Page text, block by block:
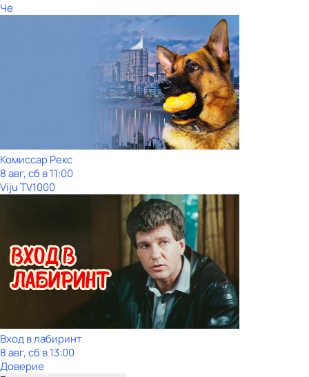
Че
Комиссар Рекс
8 авг, сб в 11:00
Viju TV1000
Вход в лабиринт
8 авг, сб в 13:00
Доверие